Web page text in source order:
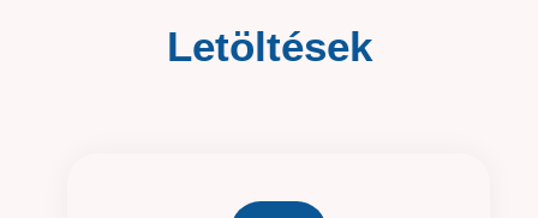
Letöltések